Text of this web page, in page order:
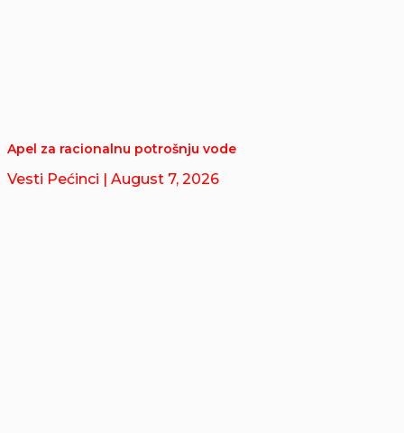
Apel za racionalnu potrošnju vode
Vesti Pećinci | August 7, 2026